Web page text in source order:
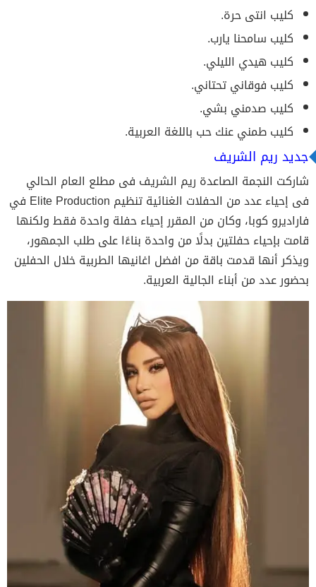
كليب انتى حرة.
كليب سامحنا يارب.
كليب هيدي الليلي.
كليب فوقاني تحتاني.
كليب صدمني بشي.
كليب طمني عنك حب باللغة العربية.
جديد ريم الشريف
شاركت النجمة الصاعدة ريم الشريف فى مطلع العام الحالي
فى إحياء عدد من الحفلات الغنائية تنظيم Elite Production في
فاراديرو كوبا، وكان من المقرر إحياء حفلة واحدة فقط ولكنها
قامت بإحياء حفلتين بدلًا من واحدة بناءًا على طلب الجمهور،
ويذكر أنها قدمت باقة من افضل اغانيها الطربية خلال الحفلين
بحضور عدد من أبناء الجالية العربية.